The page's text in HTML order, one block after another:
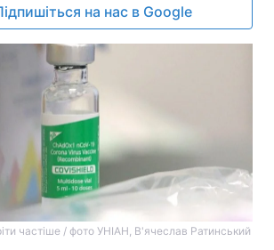
на нас в Google
частіше / фото УНІАН, В'ячеслав Ратинський